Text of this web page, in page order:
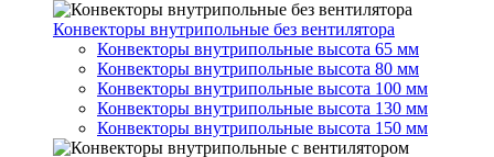
Конвекторы внутрипольные без вентилятора
Конвекторы внутрипольные высота 65 мм
Конвекторы внутрипольные высота 80 мм
Конвекторы внутрипольные высота 100 мм
Конвекторы внутрипольные высота 130 мм
Конвекторы внутрипольные высота 150 мм